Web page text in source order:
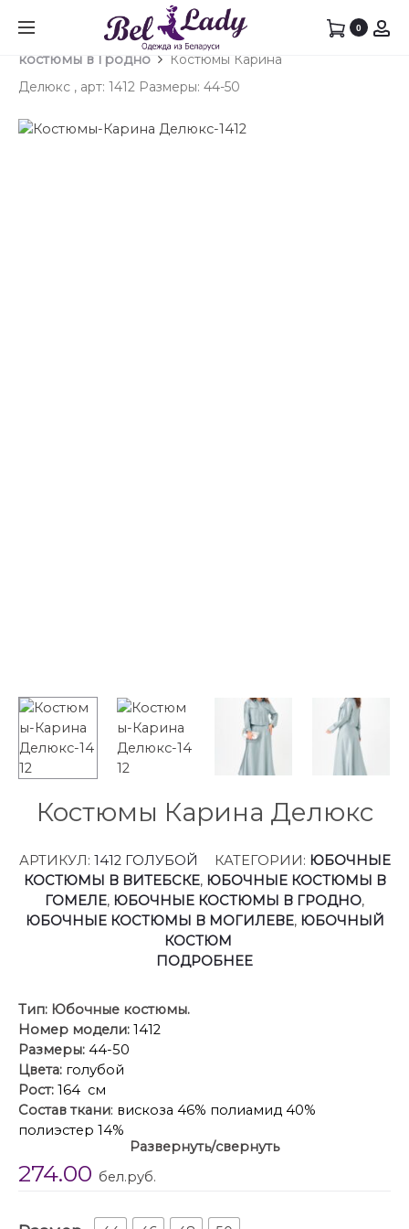
0
Главная Юбочный костюм
Юбочные
костюмы в Гродно
Костюмы Карина
Делюкс , арт: 1412 Размеры: 44-50
Костюмы Карина Делюкс
АРТИКУЛ: 1412 ГОЛУБОЙ КАТЕГОРИИ: ЮБОЧНЫЕ
КОСТЮМЫ В ВИТЕБСКЕ, ЮБОЧНЫЕ КОСТЮМЫ В
ГОМЕЛЕ, ЮБОЧНЫЕ КОСТЮМЫ В ГРОДНО,
ЮБОЧНЫЕ КОСТЮМЫ В МОГИЛЕВЕ, ЮБОЧНЫЙ
КОСТЮМ
ПОДРОБНЕЕ
Тип: Юбочные костюмы.
Номер модели: 1412
Размеры: 44-50
Цвета: голубой
Рост: 164 см
Состав ткани: вискоза 46% полиамид 40%
полиэстер 14%
Костюм состоит из жакета и юбки.
Выполнен из костюмной ткани с гладкой
Развернуть/свернуть
274.00 бел.руб.